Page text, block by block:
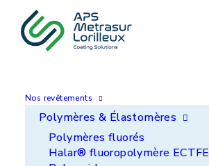
Nos revêtements
Polymères & Élastomères
Polymères fluorés
Halar® fluoropolymère ECTFE
Accueil>Cas client
Vis sans fin